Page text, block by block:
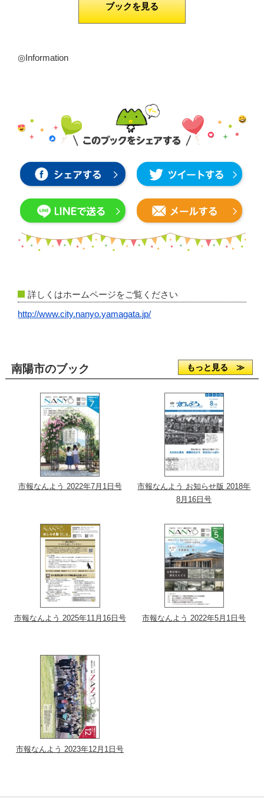
ブックを見る
◎Information
詳しくはホームページをご覧ください
http://www.city.nanyo.yamagata.jp/
南陽市のブック もっと見る ≫
市報なんよう 2022年7月1日号
市報なんよう お知らせ版 2018年
8月16日号
市報なんよう 2025年11月16日号 市報なんよう 2022年5月1日号
市報なんよう 2023年12月1日号